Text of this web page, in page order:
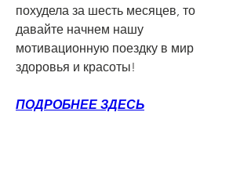
похудела за шесть месяцев, то
давайте начнем нашу
мотивационную поездку в мир
здоровья и красоты!
ПОДРОБНЕЕ ЗДЕСЬ